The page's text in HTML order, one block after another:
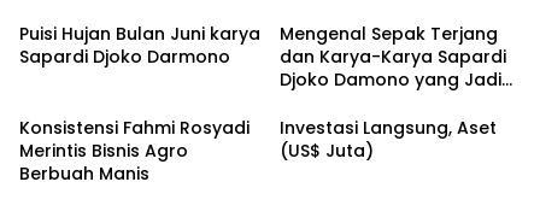
Dukungan dari Abah Aos
Puisi Hujan Bulan Juni karya
Sapardi Djoko Darmono
Mengenal Sepak Terjang
dan Karya-Karya Sapardi
Djoko Damono yang Jadi
Konsistensi Fahmi Rosyadi
Merintis Bisnis Agro
Berbuah Manis
Investasi Langsung, Aset
(US$ Juta)